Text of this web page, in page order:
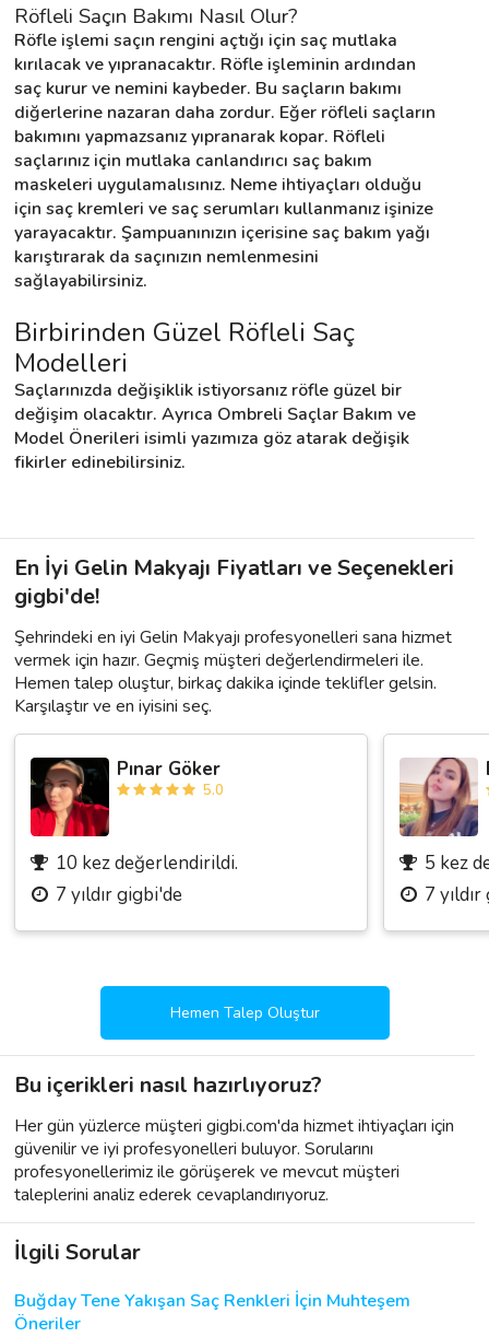
Röfleli Saçın Bakımı Nasıl Olur?
Röfle işlemi saçın rengini açtığı için saç mutlaka
kırılacak ve yıpranacaktır. Röfle işleminin ardından
saç kurur ve nemini kaybeder. Bu saçların bakımı
diğerlerine nazaran daha zordur. Eğer röfleli saçların
bakımını yapmazsanız yıpranarak kopar. Röfleli
saçlarınız için mutlaka canlandırıcı saç bakım
maskeleri uygulamalısınız. Neme ihtiyaçları olduğu
için saç kremleri ve saç serumları kullanmanız işinize
yarayacaktır. Şampuanınızın içerisine saç bakım yağı
karıştırarak da saçınızın nemlenmesini
sağlayabilirsiniz.
Birbirinden Güzel Röfleli Saç
Modelleri
Saçlarınızda değişiklik istiyorsanız röfle güzel bir
değişim olacaktır. Ayrıca Ombreli Saçlar Bakım ve
Model Önerileri isimli yazımıza göz atarak değişik
fikirler edinebilirsiniz.
En İyi Gelin Makyajı Fiyatları ve Seçenekleri
gigbi'de!
Şehrindeki en iyi Gelin Makyajı profesyonelleri sana hizmet
vermek için hazır. Geçmiş müşteri değerlendirmeleri ile.
Hemen talep oluştur, birkaç dakika içinde teklifler gelsin.
Karşılaştır ve en iyisini seç.
Pınar Göker
5.0
10 kez değerlendirildi.
7 yıldır gigbi'de
5 kez
7
Hemen Talep Oluştur
Bu içerikleri nasıl hazırlıyoruz?
Her gün yüzlerce müşteri gigbi.com'da hizmet ihtiyaçları için
güvenilir ve iyi profesyonelleri buluyor. Sorularını
profesyonellerimiz ile görüşerek ve mevcut müşteri
taleplerini analiz ederek cevaplandırıyoruz.
İlgili Sorular
Buğday Tene Yakışan Saç Renkleri İçin Muhteşem
Öneriler